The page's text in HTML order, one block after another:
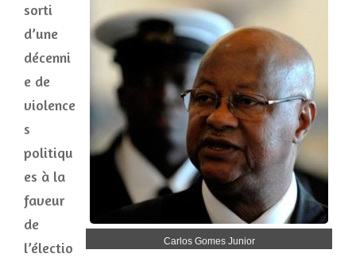
Carlos Gomes Junior
sorti
d’une
décenni
e de
violence
s
politiqu
es à la
faveur
de
l’électio